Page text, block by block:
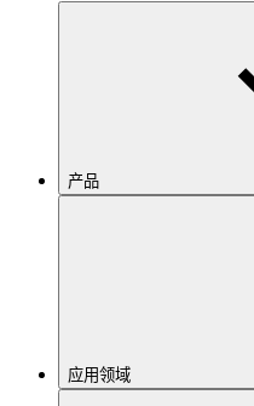
产品
应用领域